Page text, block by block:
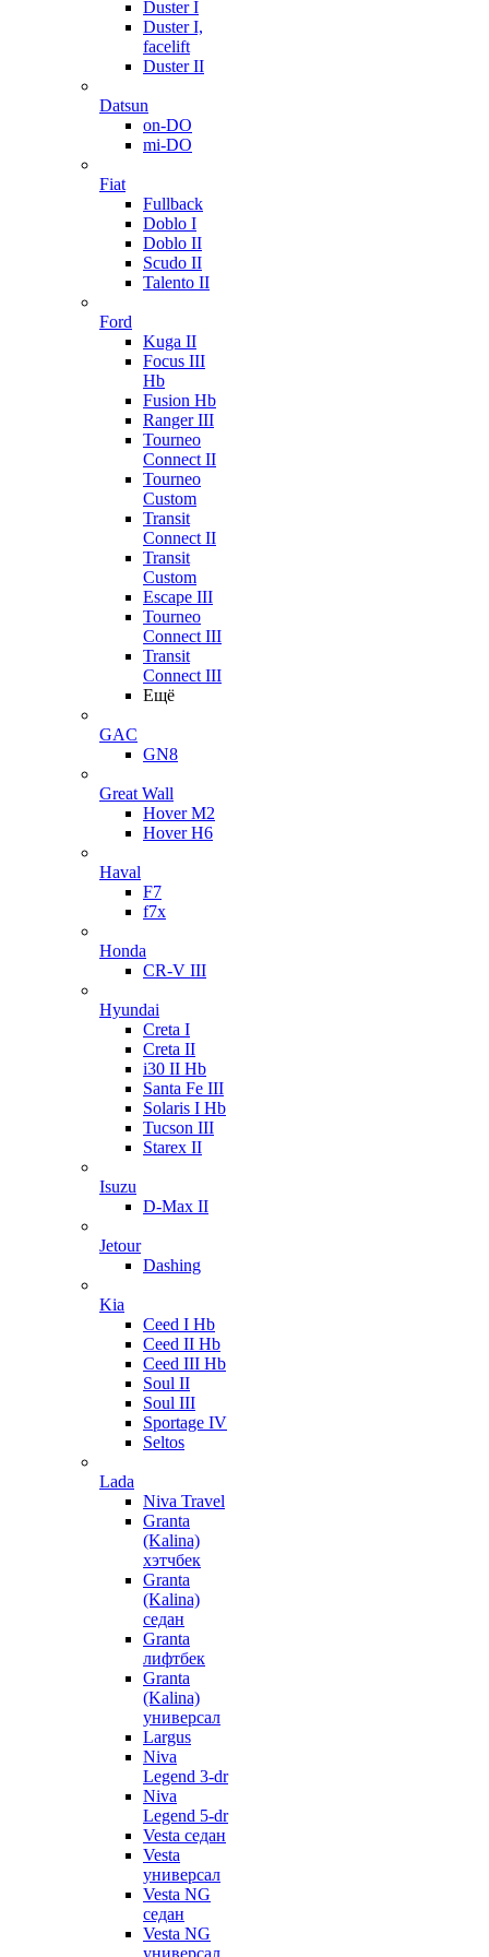
Duster I
Duster I,
facelift
Duster II
Datsun
on-DO
mi-DO
Fiat
Fullback
Doblo I
Doblo II
Scudo II
Talento II
Ford
Kuga II
Focus III
Hb
Fusion Hb
Ranger III
Tourneo
Connect II
Tourneo
Custom
Transit
Connect II
Transit
Custom
Escape III
Tourneo
Connect III
Transit
Connect III
Ещё
GAC
GN8
Great Wall
Hover M2
Hover H6
Haval
F7
f7x
Honda
CR-V III
Hyundai
Creta I
Creta II
i30 II Hb
Santa Fe III
Solaris I Hb
Tucson III
Starex II
Isuzu
D-Max II
Jetour
Dashing
Kia
Ceed I Hb
Ceed II Hb
Ceed III Hb
Soul II
Soul III
Sportage IV
Seltos
Lada
Niva Travel
Granta
(Kalina)
хэтчбек
Granta
(Kalina)
седан
Granta
лифтбек
Granta
(Kalina)
универсал
Largus
Niva
Legend 3-dr
Niva
Legend 5-dr
Vesta седан
Vesta
универсал
Vesta NG
седан
Vesta NG
универсал